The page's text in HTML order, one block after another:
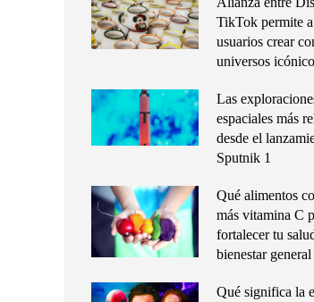
TikTok permite a
usuarios crear
universos
Las
espaciales más
desde el
Sputnik 1
Qué alimentos
más vitamina C
fortalecer tu
bienestar general
Qué significa la